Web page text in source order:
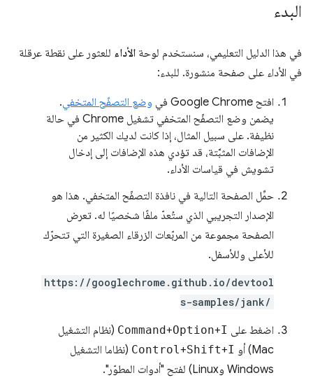
البدء
في هذا الدليل التعليمي، سنستخدم لوحة الأداء للعثور على نقطة عرقلة
في الأداء على صفحة منشورة. للبدء:
افتح Google Chrome في وضع التصفّح المتخفي.
يضمن وضع التصفّح المتخفي تشغيل Chrome في حالة
نظيفة. على سبيل المثال، إذا كانت لديك الكثير من
الإضافات المثبَّتة، قد تؤدي هذه الإضافات إلى إدخال
تشويش في قياسات الأداء.
حمِّل الصفحة التالية في نافذة التصفّح المتخفي. هذا هو
الإصدار التجريبي الذي ستُعدّ ملفًا شخصيًا له. تعرض
الصفحة مجموعة من المربّعات الزرقاء الصغيرة التي تتحرّك
للأعلى وللأسفل.
https://googlechrome.github.io/devtool
s-samples/jank/
اضغط على Command+Option+I
(نظام التشغيل
Mac) أو
Control+Shift+I
(نظاما التشغيل
Windows وLinux) لفتح "أدوات المطوّر".